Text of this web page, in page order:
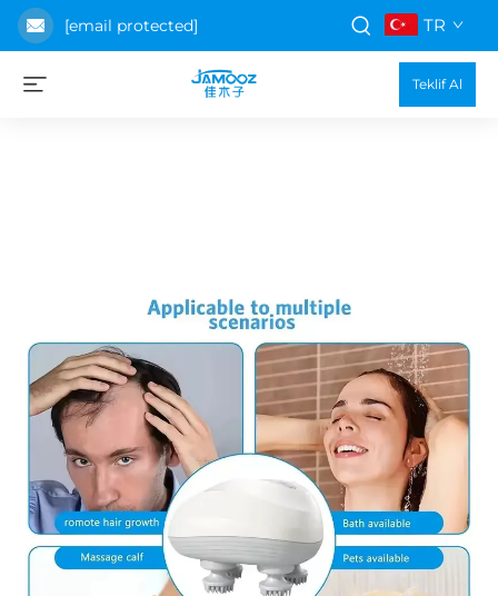
[email protected] TR
Teklif Al